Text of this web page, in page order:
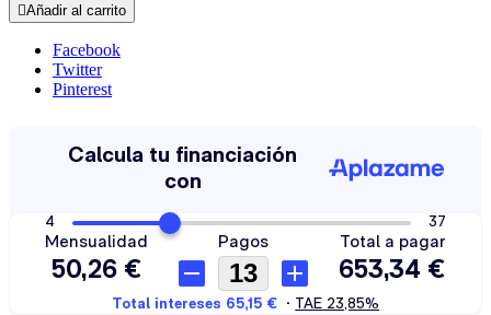
Añadir al carrito
Facebook
Twitter
Pinterest